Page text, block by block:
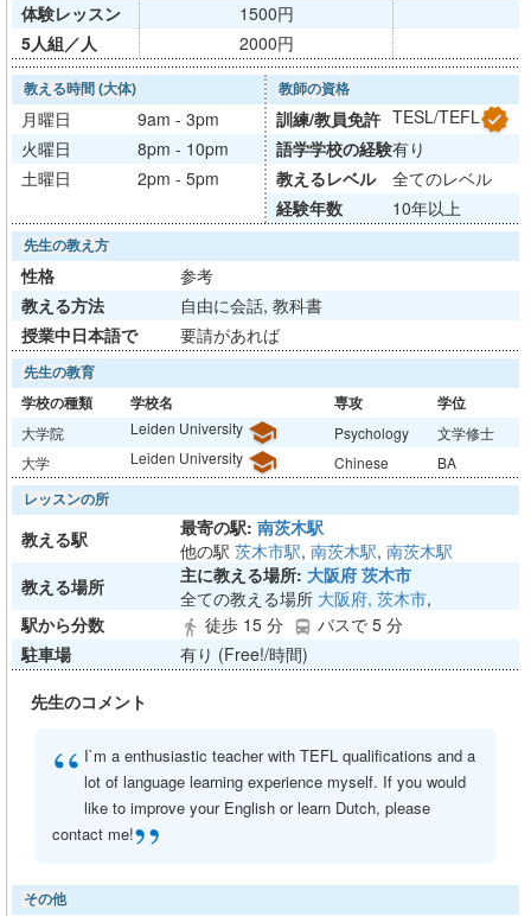
体験レッスン
1500円
5人組／人
2000円
教える時間 (大体)
月曜日
9am - 3pm
火曜日
8pm - 10pm
土曜日
2pm - 5pm
教師の資格
訓練/教員免許 TESL/TEFLverified
語学学校の経験有り
教えるレベル
全てのレベル
経験年数
10年以上
先生の教え方
性格
参考
教える方法
自由に会話, 教科書
授業中日本語で
要請があれば
先生の教育
学校の種類 学校名 専攻 学位
大学院 Leiden University school Psychology
文学修士
大学
Leiden University school Chinese BA
レッスンの所
教える駅 最寄の駅: 南茨木駅
他の駅 茨木市駅, 南茨木駅, 南茨木駅
教える場所
主に教える場所: 大阪府 茨木市
全ての教える場所 大阪府, 茨木市,
駅から分数
directions_walk 徒歩 15 分 directions_bus バスで 5 分
駐車場
有り (Free!/時間)
先生のコメント
“ I`m a enthusiastic teacher with TEFL qualifications and a
lot of language learning experience myself. If you would
like to improve your English or learn Dutch, please
contact me!”
その他